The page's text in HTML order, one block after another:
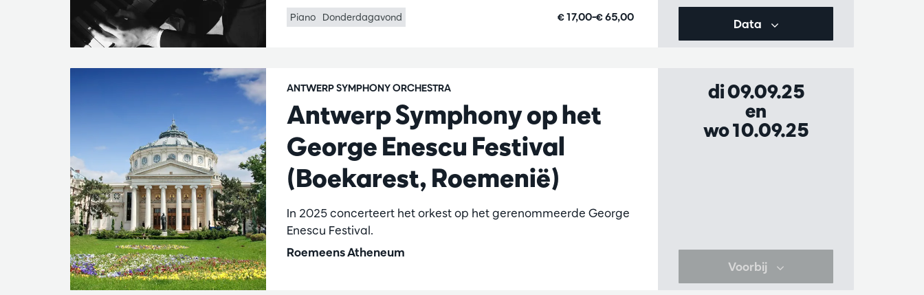
Piano Donderdagavond € 17,00–€ 65,00 Data
Antwerp Symphony op het
George Enescu Festival
(Boekarest, Roemenië)
ANTWERP SYMPHONY ORCHESTRA
In 2025 concerteert het orkest op het gerenommeerde George
Enescu Festival.
Roemeens Atheneum
di 09.09.25
en
wo 10.09.25
Voorbij